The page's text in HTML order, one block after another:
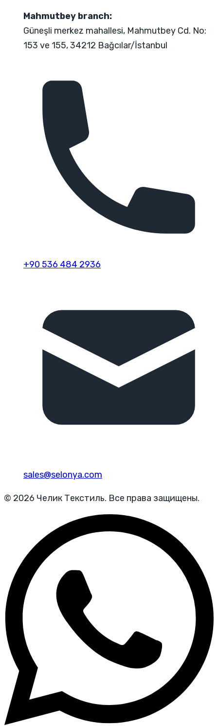
Mahmutbey branch:
Güneşli merkez mahallesi, Mahmutbey Cd. No:
153 ve 155, 34212 Bağcılar/İstanbul
+90 536 484 2936
sales@selonya.com
© 2026 Челик Текстиль. Все права защищены.